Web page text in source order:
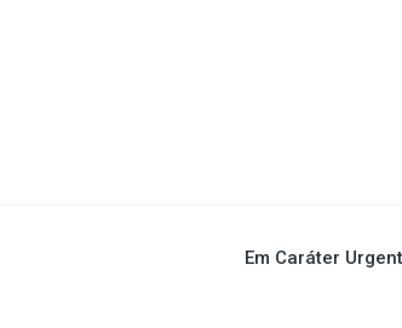
Em Caráter